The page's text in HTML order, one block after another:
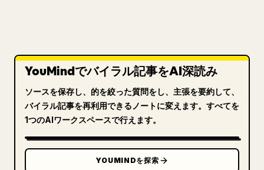
YouMindでバイラル記事をAI深読み
ソースを保存し、的を絞った質問をし、主張を要約して、
バイラル記事を再利用できるノートに変えます。すべてを
1つのAIワークスペースで行えます。
YOUMINDを探索